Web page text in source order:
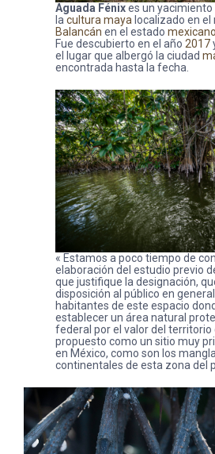
Aguada Fénixes un
la cultura maya localizado en
Balancán en el estado mexicano
Fue descubierto en el año 2017
el lugar que albergó la ciudad
encontrada hasta la fecha.
« Estamos a poco tiempo de
elaboración del estudio previo
que justifique la designación,
disposición al público en
habitantes de este espacio
establecer un área natural
federal por el valor del territorio
propuesto como un sitio muy
en México, como son los
continentales de esta zona del